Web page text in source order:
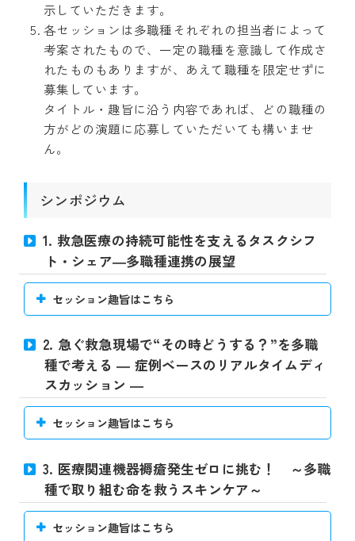
示していただきます。
各セッションは多職種それぞれの担当者によって
考案されたもので、一定の職種を意識して作成さ
れたものもありますが、あえて職種を限定せずに
募集しています。
タイトル・趣旨に沿う内容であれば、どの職種の
方がどの演題に応募していただいても構いませ
ん。
シンポジウム
1. 救急医療の持続可能性を支えるタスクシフ
ト・シェア―多職種連携の展望
セッション趣旨はこちら
2. 急ぐ救急現場で“その時どうする？”を多職
種で考える ― 症例ベースのリアルタイムディ
スカッション ―
セッション趣旨はこちら
3. 医療関連機器褥瘡発生ゼロに挑む！ ～多職
種で取り組む命を救うスキンケア～
セッション趣旨はこちら